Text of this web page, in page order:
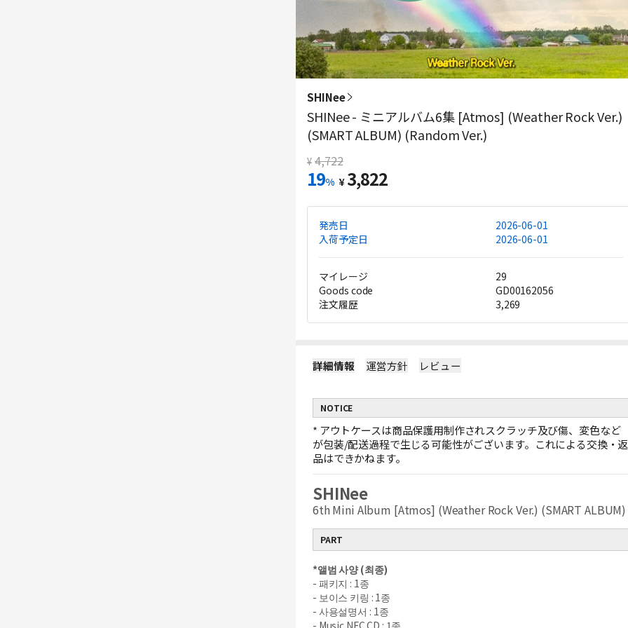
SHINee
SHINee - ミニアルバム6集 [Atmos] (Weather Rock Ver.)
(SMART ALBUM) (Random Ver.)
¥ 4,722
19% ¥ 3,822
発売日
2026-06-01
入荷予定日
2026-06-01
マイレージ
29
Goods code
GD00162056
注文履歴
3,269
詳細情報 運営方針 レビュー
NOTICE
* アウトケースは商品保護用制作されスクラッチ及び傷、変色など
が包装/配送過程で生じる可能性がございます。これによる交換・返
品はできかねます。
SHINee
6th Mini Album [Atmos] (Weather Rock Ver.) (SMART ALBUM)
PART
*앨범 사양(최종)
- 패키지 : 1종
- 보이스 키링 : 1종
- 사용설명서 : 1종
- Music NFC CD : 1종